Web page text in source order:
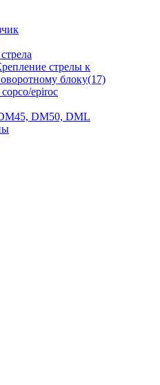
стрелы к
блоку(17)
epiroc
DM50, DML